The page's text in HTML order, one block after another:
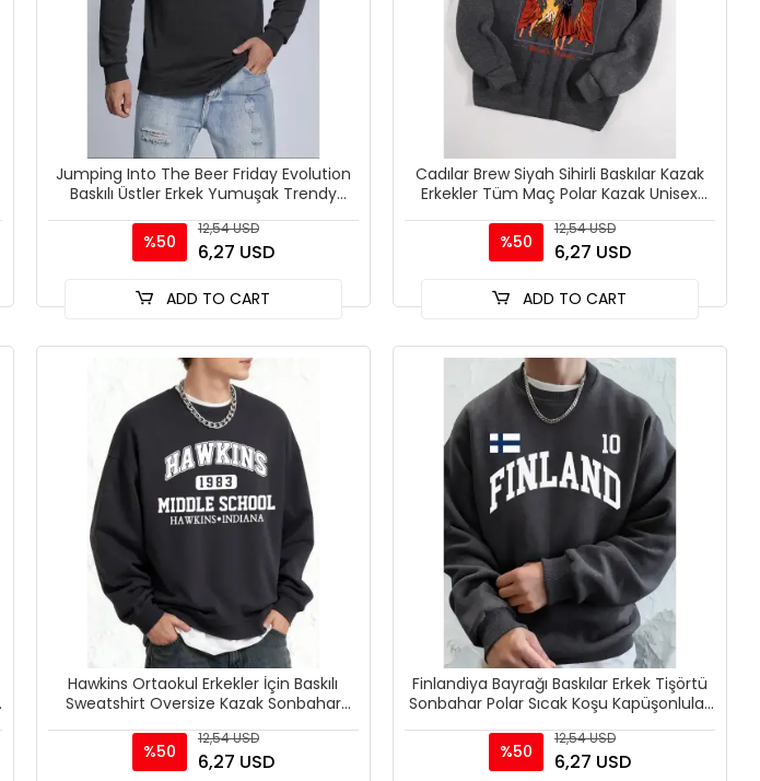
Jumping Into The Beer Friday Evolution
Baskılı Üstler Erkek Yumuşak Trendy
%50
12,54 USD
6,27 USD
ADD TO CART
Cadılar Brew Siyah Sihirli Baskılar Kazak
Erkekler Tüm Maç Polar Kazak Unisex
%50
12,54 USD
6,27 USD
ADD TO CART
Hawkins Ortaokul Erkekler İçin Baskılı
Sweatshirt Oversize Kazak Sonbahar
%50
12,54 USD
6,27 USD
Finlandiya Bayrağı Baskılar Erkek Tişörtü
Sonbahar Polar Sıcak Koşu Kapüşonlular
%50
12,54 USD
6,27 USD